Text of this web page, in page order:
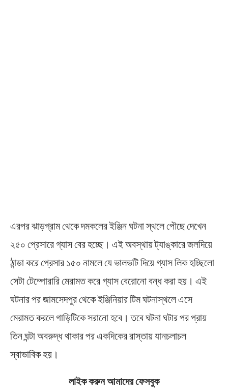
এরপর ঝাড়গ্রাম থেকে দমকলের ইঞ্জিন ঘটনা স্থলে পৌছে দেখেন
২৫০ প্রেসারে গ্যাস বের হচ্ছে। এই অবস্থায় ট্যাঙ্কারে জলদিয়ে
ঠান্ডা করে প্রেসার ১৫০ নামলে যে ভালভটি দিয়ে গ্যাস লিক হচ্ছিলো
সেটা টেম্পোরারি মেরামত করে গ্যাস বেরোনো বন্ধ করা হয়। এই
ঘটনার পর জামসেদপুর থেকে ইঞ্জিনিয়ার টিম ঘটনাস্থলে এসে
মেরামত করলে গাড়িটিকে সরানো হবে। তবে ঘটনা ঘটার পর প্রায়
তিন ঘন্টা অবরুদ্ধ থাকার পর একদিকের রাস্তায় যানচলাচল
স্বাভাবিক হয়।
লাইক করুন আমাদের ফেসবুক